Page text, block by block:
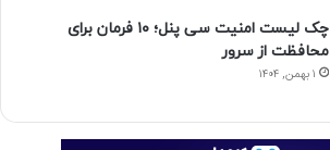
چک لیست امنیت سی پنل؛ ۱۰ فرمان برای
محافظت از سرور
۱ بهمن, ۱۴۰۴